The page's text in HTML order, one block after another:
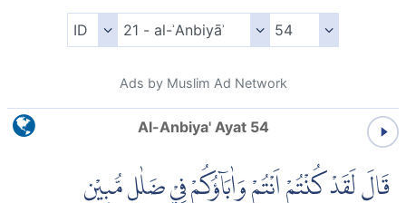
Ads by Muslim Ad Network
Al-Anbiya' Ayat 54
قَالَ لَقَدْ كُنْتُمْ اَنْتُمْ وَاٰبَاۤؤُكُمْ فِيْ ضَلٰلٍ مُّبِيْنٍ